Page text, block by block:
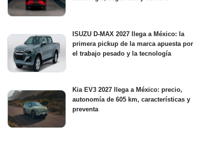
ISUZU D-MAX 2027 llega a México: la
primera pickup de la marca apuesta por
el trabajo pesado y la tecnología
Kia EV3 2027 llega a México: precio,
autonomía de 605 km, características y
preventa